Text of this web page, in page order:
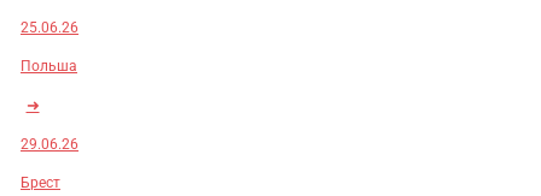
25.06.26
Польша
➜
29.06.26
Брест